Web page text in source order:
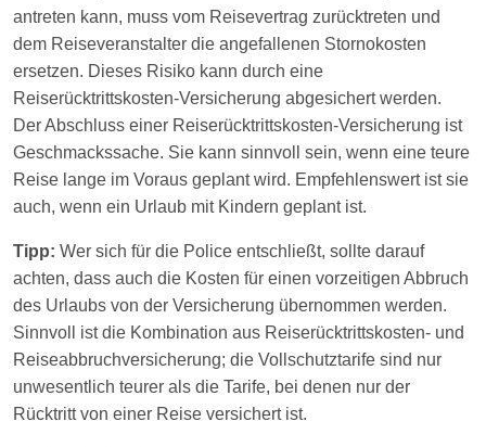
antreten kann, muss vom Reisevertrag zurücktreten und
dem Reiseveranstalter die angefallenen Stornokosten
ersetzen. Dieses Risiko kann durch eine
Reiserücktrittskosten-Versicherung abgesichert werden.
Der Abschluss einer Reiserücktrittskosten-Versicherung ist
Geschmackssache. Sie kann sinnvoll sein, wenn eine teure
Reise lange im Voraus geplant wird. Empfehlenswert ist sie
auch, wenn ein Urlaub mit Kindern geplant ist.
Tipp: Wer sich für die Police entschließt, sollte darauf
achten, dass auch die Kosten für einen vorzeitigen Abbruch
des Urlaubs von der Versicherung übernommen werden.
Sinnvoll ist die Kombination aus Reiserücktrittskosten- und
Reiseabbruchversicherung; die Vollschutztarife sind nur
unwesentlich teurer als die Tarife, bei denen nur der
Rücktritt von einer Reise versichert ist.